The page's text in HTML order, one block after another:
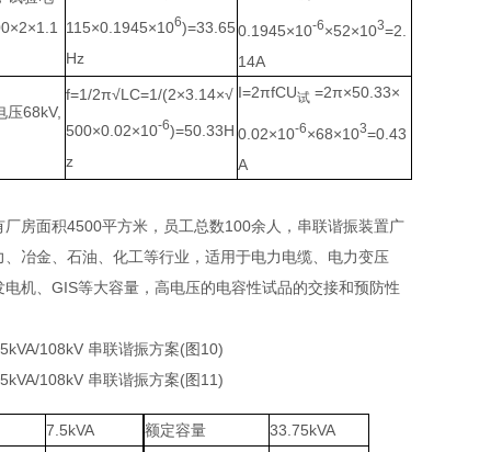
115×0.1945×106)=33.65
Hz
0.1945×10-6×52×103=2.
14A
压68kV,
f=1/2π√LC=1/(2×3.14×√
500×0.02×10-6)=50.33H
z
I=2πfCU试 =2π×50.33×
0.02×10-6×68×103=0.43
A
7.5kVA
额定容量
33.75kVA
厂房面积4500平方米，员工总数100余人，串联谐振装置广
、冶金、石油、化工等行业，适用于电力电缆、电力变压
电机、GIS等大容量，高电压的电容性试品的交接和预防性